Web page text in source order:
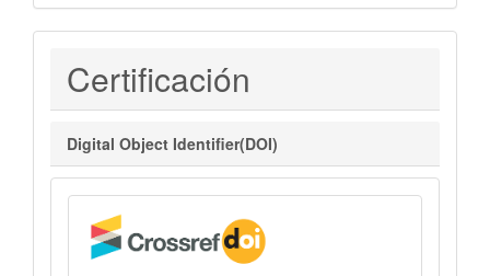
Certificaciones
Certificación
Digital Object Identifier(DOI)